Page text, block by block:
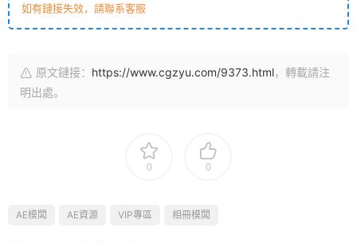
如有鏈接失效，請聯系客服
原文鏈接： https://www.cgzyu.com/9373.html，轉載請注
明出處。
0 0
AE模闆 AE資源 VIP專區 相冊模闆